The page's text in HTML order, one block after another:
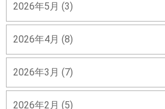
2026年5月 (3)
2026年4月 (8)
2026年3月 (7)
2026年2月 (5)